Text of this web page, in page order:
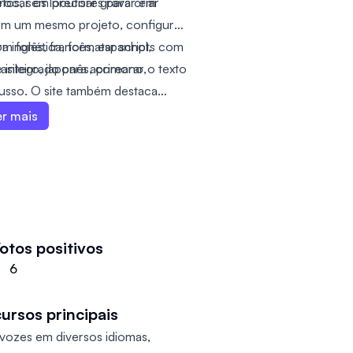
um mesmo projeto, configurar
fonética, formatar scripts com
integrado para aprimorar o texto
inglês, francês, espanhol,
japonês, coreano,
O site também destaca
podcasts, audiolivros e
mais
positivos
6
principais
em diversos idiomas,